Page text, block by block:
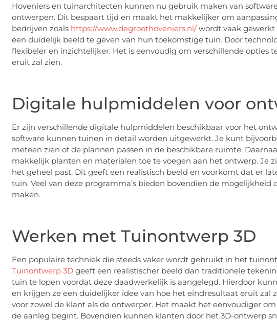
Hoveniers en tuinarchitecten kunnen nu gebruik maken van
ontwerpen. Dit bespaart tijd en maakt het makkelijker om
bedrijven zoals https://www.degroothoveniers.nl/wordt vaak
een duidelijk beeld te geven van hun toekomstige tuin. Door
flexibeler en inzichtelijker. Het is eenvoudig om verschillende opties
eruit zal zien.
Digitale hulpmiddelen voor
Er zijn verschillende digitale hulpmiddelen beschikbaar voor het
software kunnen tuinen in detail worden uitgewerkt. Je kunt
meteen zien of de plannen passen in de beschikbare ruimte.
makkelijk planten en materialen toe te voegen aan het ontwerp. Je
het geheel past. Dit geeft een realistisch beeld en voorkomt dat er
tuin. Veel van deze programma’s bieden bovendien de
maken.
Werken met Tuinontwerp 3D
Een populaire techniek die steeds vaker wordt gebruikt in het
Tuinontwerp 3D geeft een realistischer beeld dan traditionele
tuin te lopen voordat deze daadwerkelijk is aangelegd. Hierdoor
en krijgen ze een duidelijker idee van hoe het eindresultaat eruit zal
voor zowel de klant als de ontwerper. Het maakt het eenvoudiger
de aanleg begint. Bovendien kunnen klanten door het 3D-ontwerp